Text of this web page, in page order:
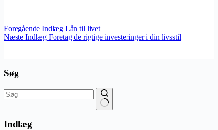
Foregående Indlæg Lån til livet
Næste Indlæg Foretag de rigtige investeringer i din livsstil
Søg
resultater
Indlæg